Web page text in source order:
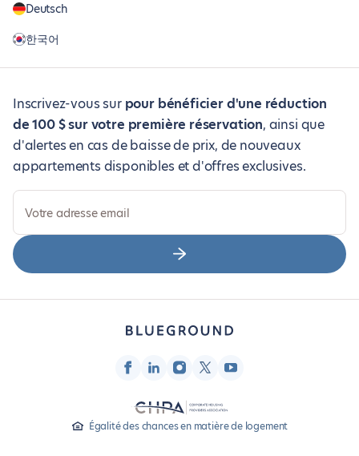
Deutsch
한국어
Inscrivez-vous sur pour bénéficier d'une réduction
de 100 $ sur votre première réservation, ainsi que
d'alertes en cas de baisse de prix, de nouveaux
appartements disponibles et d'offres exclusives.
Votre adresse email
Égalité des chances en matière de logement